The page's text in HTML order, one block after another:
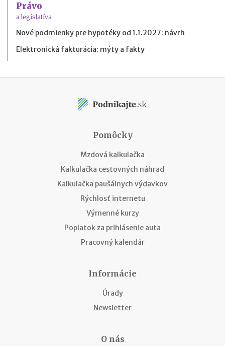
Právo
a legislatíva
Nové podmienky pre hypotéky od 1.1.2027: návrh
Elektronická fakturácia: mýty a fakty
Pomôcky
Mzdová kalkulačka
Kalkulačka cestovných náhrad
Kalkulačka paušálnych výdavkov
Rýchlosť internetu
Výmenné kurzy
Poplatok za prihlásenie auta
Pracovný kalendár
Informácie
Úrady
Newsletter
O nás